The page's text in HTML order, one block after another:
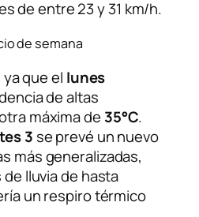
de entre 23 y 31 km/h.
de semana
que el lunes
de altas
máxima de 35°C.
3 se prevé un nuevo
más generalizadas,
lluvia de hasta
un respiro térmico